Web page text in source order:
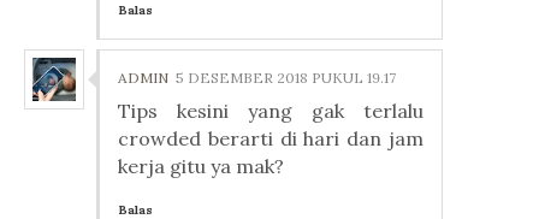
Balas
ADMIN 5 DESEMBER 2018 PUKUL 19.17
Tips kesini yang gak terlalu
crowded berarti di hari dan jam
kerja gitu ya mak?
Balas